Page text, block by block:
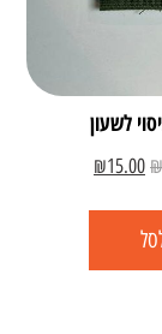
לשעון
₪
₪15.00